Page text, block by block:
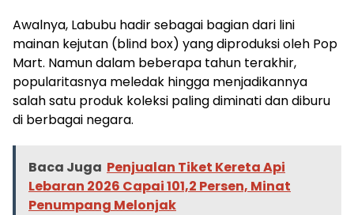
Awalnya, Labubu hadir sebagai bagian dari lini
mainan kejutan (blind box) yang diproduksi oleh Pop
Mart. Namun dalam beberapa tahun terakhir,
popularitasnya meledak hingga menjadikannya
salah satu produk koleksi paling diminati dan diburu
di berbagai negara.
Baca Juga Penjualan Tiket Kereta Api
Lebaran 2026 Capai 101,2 Persen, Minat
Penumpang Melonjak